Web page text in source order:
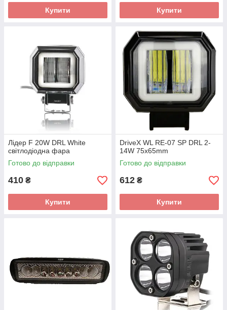
Купити Купити
Лідер F 20W DRL White
світлодіодна фара
Готово до відправки
410 ₴
Купити
DriveX WL RE-07 SP DRL 2-
14W 75x65mm
Готово до відправки
612 ₴
Купити